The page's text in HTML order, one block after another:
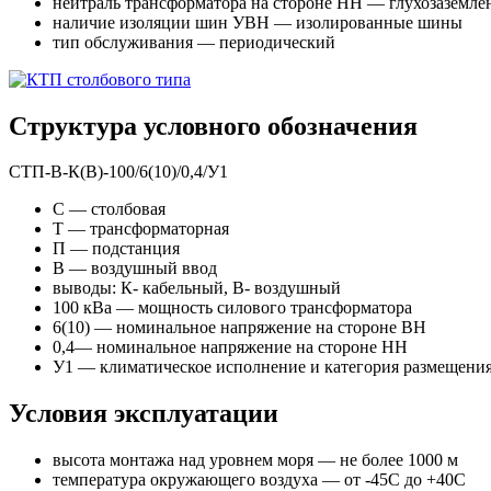
наличие изоляции шин УВН — изолированные шины
тип обслуживания — периодический
Структура условного обозначения
СТП-В-К(В)-100/6(10)/0,4/У1
С — столбовая
Т — трансформаторная
П — подстанция
В — воздушный ввод
выводы: К- кабельный, В- воздушный
100 кВа — мощность силового трансформатора
6(10) — номинальное напряжение на стороне ВН
0,4— номинальное напряжение на стороне НН
У1 — климатическое исполнение и категория
Условия эксплуатации
высота монтажа над уровнем моря — не более 1000 м
температура окружающего воздуха — от -45С до +40С